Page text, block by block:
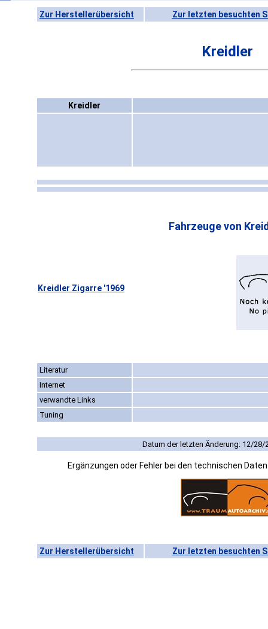
Zur Herstellerübersicht Zur letzten besuchten
Kreidler
Kreidler
Fahrzeuge von
Kreidler Zigarre '1969
Literatur
Internet
verwandte Links
Tuning
Datum der letzten Änderung: 12/28/
Ergänzungen oder Fehler bei den technischen
Zur Herstellerübersicht Zur letzten besuchten